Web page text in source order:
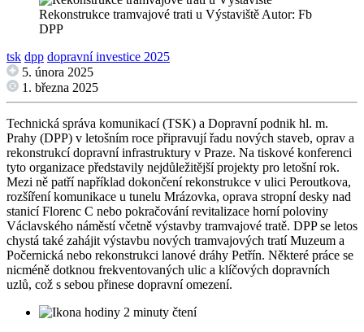
Rekonstrukce tramvajové trati u Výstaviště Autor: Fb
DPP
tsk dpp dopravní investice 2025
5. února 2025
1. března 2025
Technická správa komunikací (TSK) a Dopravní podnik hl. m.
Prahy (DPP) v letošním roce připravují řadu nových staveb, oprav a
rekonstrukcí dopravní infrastruktury v Praze. Na tiskové konferenci
tyto organizace představily nejdůležitější projekty pro letošní rok.
Mezi ně patří například dokončení rekonstrukce v ulici Peroutkova,
rozšíření komunikace u tunelu Mrázovka, oprava stropní desky nad
stanicí Florenc C nebo pokračování revitalizace horní poloviny
Václavského náměstí včetně výstavby tramvajové tratě. DPP se letos
chystá také zahájit výstavbu nových tramvajových tratí Muzeum a
Počernická nebo rekonstrukci lanové dráhy Petřín. Některé práce se
nicméně dotknou frekventovaných ulic a klíčových dopravních
uzlů, což s sebou přinese dopravní omezení.
2 minuty čtení